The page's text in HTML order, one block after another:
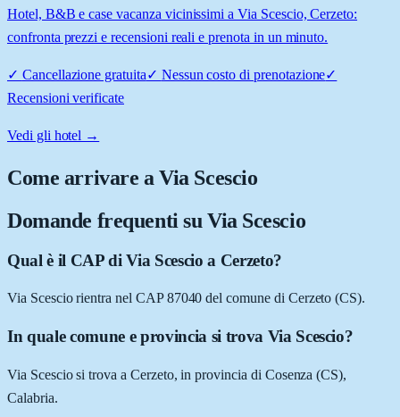
Hotel, B&B e case vacanza vicinissimi a Via Scescio, Cerzeto:
confronta prezzi e recensioni reali e prenota in un minuto.
✓ Cancellazione gratuita✓ Nessun costo di prenotazione✓
Recensioni verificate
Vedi gli hotel →
Come arrivare aVia Scescio
Domande frequenti su Via Scescio
Qual è il CAP di Via Scescio a Cerzeto?
Via Scescio rientra nel CAP 87040 del comune di Cerzeto (CS).
In quale comune e provincia si trova Via Scescio?
Via Scescio si trova a Cerzeto, in provincia di Cosenza (CS),
Calabria.